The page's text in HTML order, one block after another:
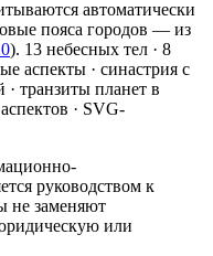
автоматически
пояса городов — из
). 13 небесных тел · 8
аспекты · синастрия с
транзиты планет в
· SVG-
руководством к
не заменяют
или